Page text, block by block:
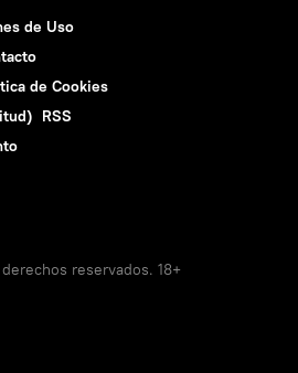
de Uso
de Cookies
RSS
reservados. 18+